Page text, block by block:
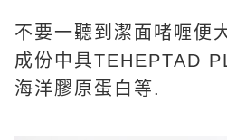
不要一聽到潔面啫喱便
成份中具TEHEPTAD
海洋膠原蛋白等.